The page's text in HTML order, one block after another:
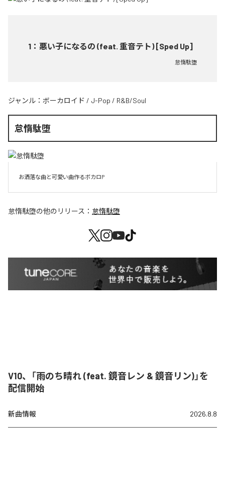
1 ： 悪い子になるの (feat. 重音テト) [Sped Up]
怠惰駄堕
ジャンル： ボーカロイド / J-Pop / R&B/Soul
怠惰駄堕
お洒落な曲と可愛い曲作るボカロP
怠惰駄堕の他のリリース： 怠惰駄堕
V10、「雨のち晴れ (feat. 鏡音レン & 鏡音リン)」を
配信開始
新曲情報 2026.8.8